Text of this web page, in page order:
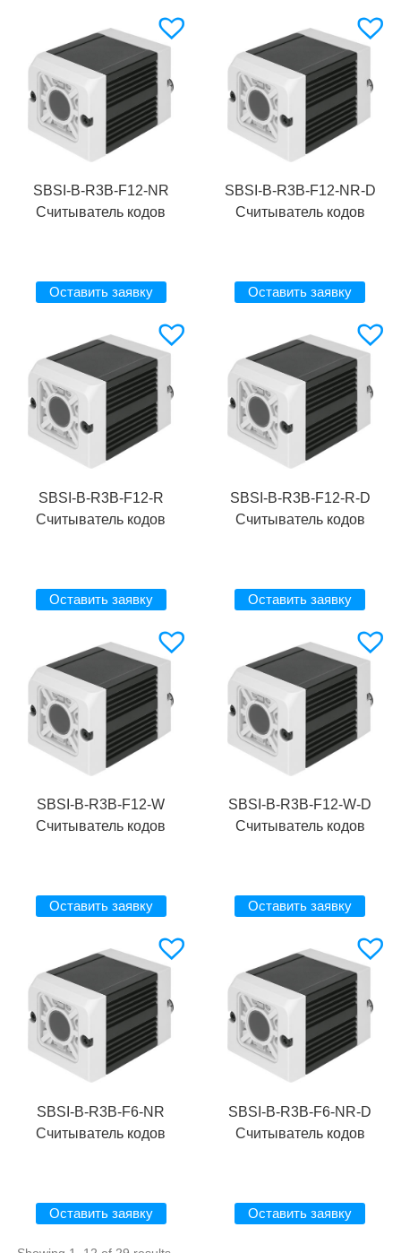
SBSI-B-R3B-F12-NR
Считыватель кодов
Оставить заявку
SBSI-B-R3B-F12-NR-D
Считыватель кодов
Оставить заявку
SBSI-B-R3B-F12-R
Считыватель кодов
Оставить заявку
SBSI-B-R3B-F12-R-D
Считыватель кодов
Оставить заявку
SBSI-B-R3B-F12-W
Считыватель кодов
Оставить заявку
SBSI-B-R3B-F12-W-D
Считыватель кодов
Оставить заявку
SBSI-B-R3B-F6-NR
Считыватель кодов
Оставить заявку
SBSI-B-R3B-F6-NR-D
Считыватель кодов
Оставить заявку